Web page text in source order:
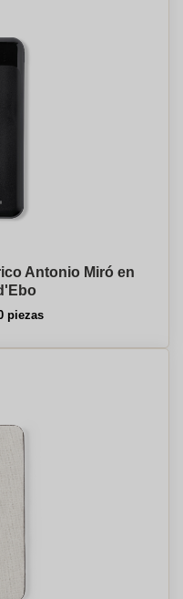
Antonio Miró en
piezas